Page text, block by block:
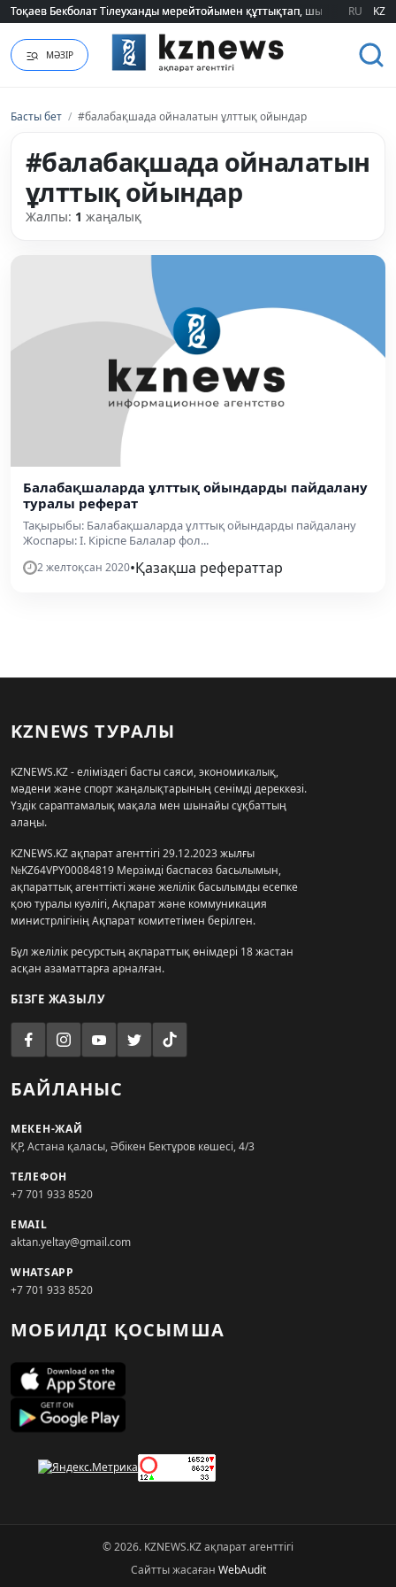
Тоқаев Бекболат Тілеуханды мерейтойымен құттықтап, шығармашылық
Тоқаев Бекболат Тілеуханды мерейтойымен құттықтап, шығармашылық
RU KZ
МӘЗІР
Басты бет / #балабақшада ойналатын ұлттық ойындар
#балабақшада ойналатын
ұлттық ойындар
Жалпы: 1 жаңалық
Балабақшаларда ұлттық ойындарды пайдалану
туралы реферат
Тақырыбы: Балабақшаларда ұлттық ойындарды пайдалану
Жоспары: І. Кіріспе Балалар фол...
2 желтоқсан 2020•Қазақша рефераттар
KZNEWS ТУРАЛЫ
KZNEWS.KZ - еліміздегі басты саяси, экономикалық,
мәдени және спорт жаңалықтарының сенімді дереккөзі.
Үздік сараптамалық мақала мен шынайы сұқбаттың
алаңы.
KZNEWS.KZ ақпарат агенттігі 29.12.2023 жылғы
№KZ64VPY00084819 Мерзімді баспасөз басылымын,
ақпараттық агенттікті және желілік басылымды есепке
қою туралы куәлігі, Ақпарат және коммуникация
министрлігінің Ақпарат комитетімен берілген.
Бұл желілік ресурстың ақпараттық өнімдері 18 жастан
асқан азаматтарға арналған.
БІЗГЕ ЖАЗЫЛУ
БАЙЛАНЫС
МЕКЕН-ЖАЙ
ҚР, Астана қаласы, Әбікен Бектұров көшесі, 4/3
ТЕЛЕФОН
+7 701 933 8520
EMAIL
aktan.yeltay@gmail.com
WHATSAPP
+7 701 933 8520
МОБИЛДІ ҚОСЫМША
© 2026. KZNEWS.KZ ақпарат агенттігі
Сайтты жасаған WebAudit